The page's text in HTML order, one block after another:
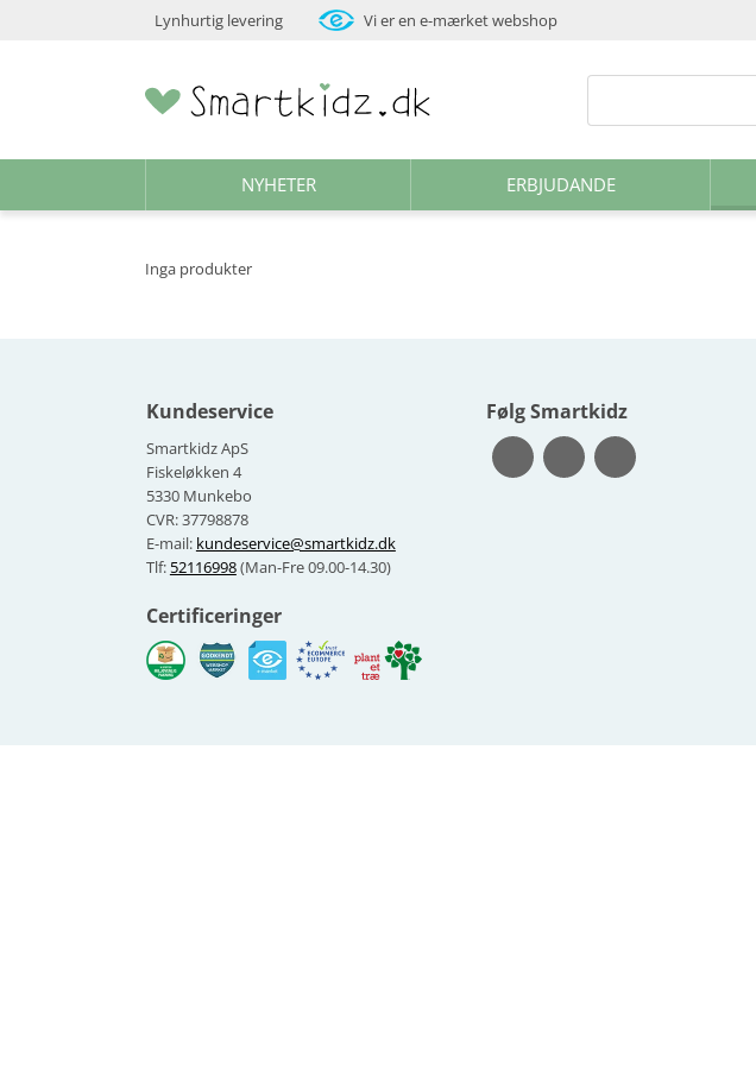
Lynhurtig levering Vi er en e-mærket webshop
NYHETER ERBJUDANDE
Inga produkter
Kundeservice
Smartkidz ApS
Fiskeløkken 4
5330 Munkebo
CVR: 37798878
E-mail: kundeservice@smartkidz.dk
Tlf: 52116998(Man-Fre 09.00-14.30)
Certificeringer
Følg Smartkidz